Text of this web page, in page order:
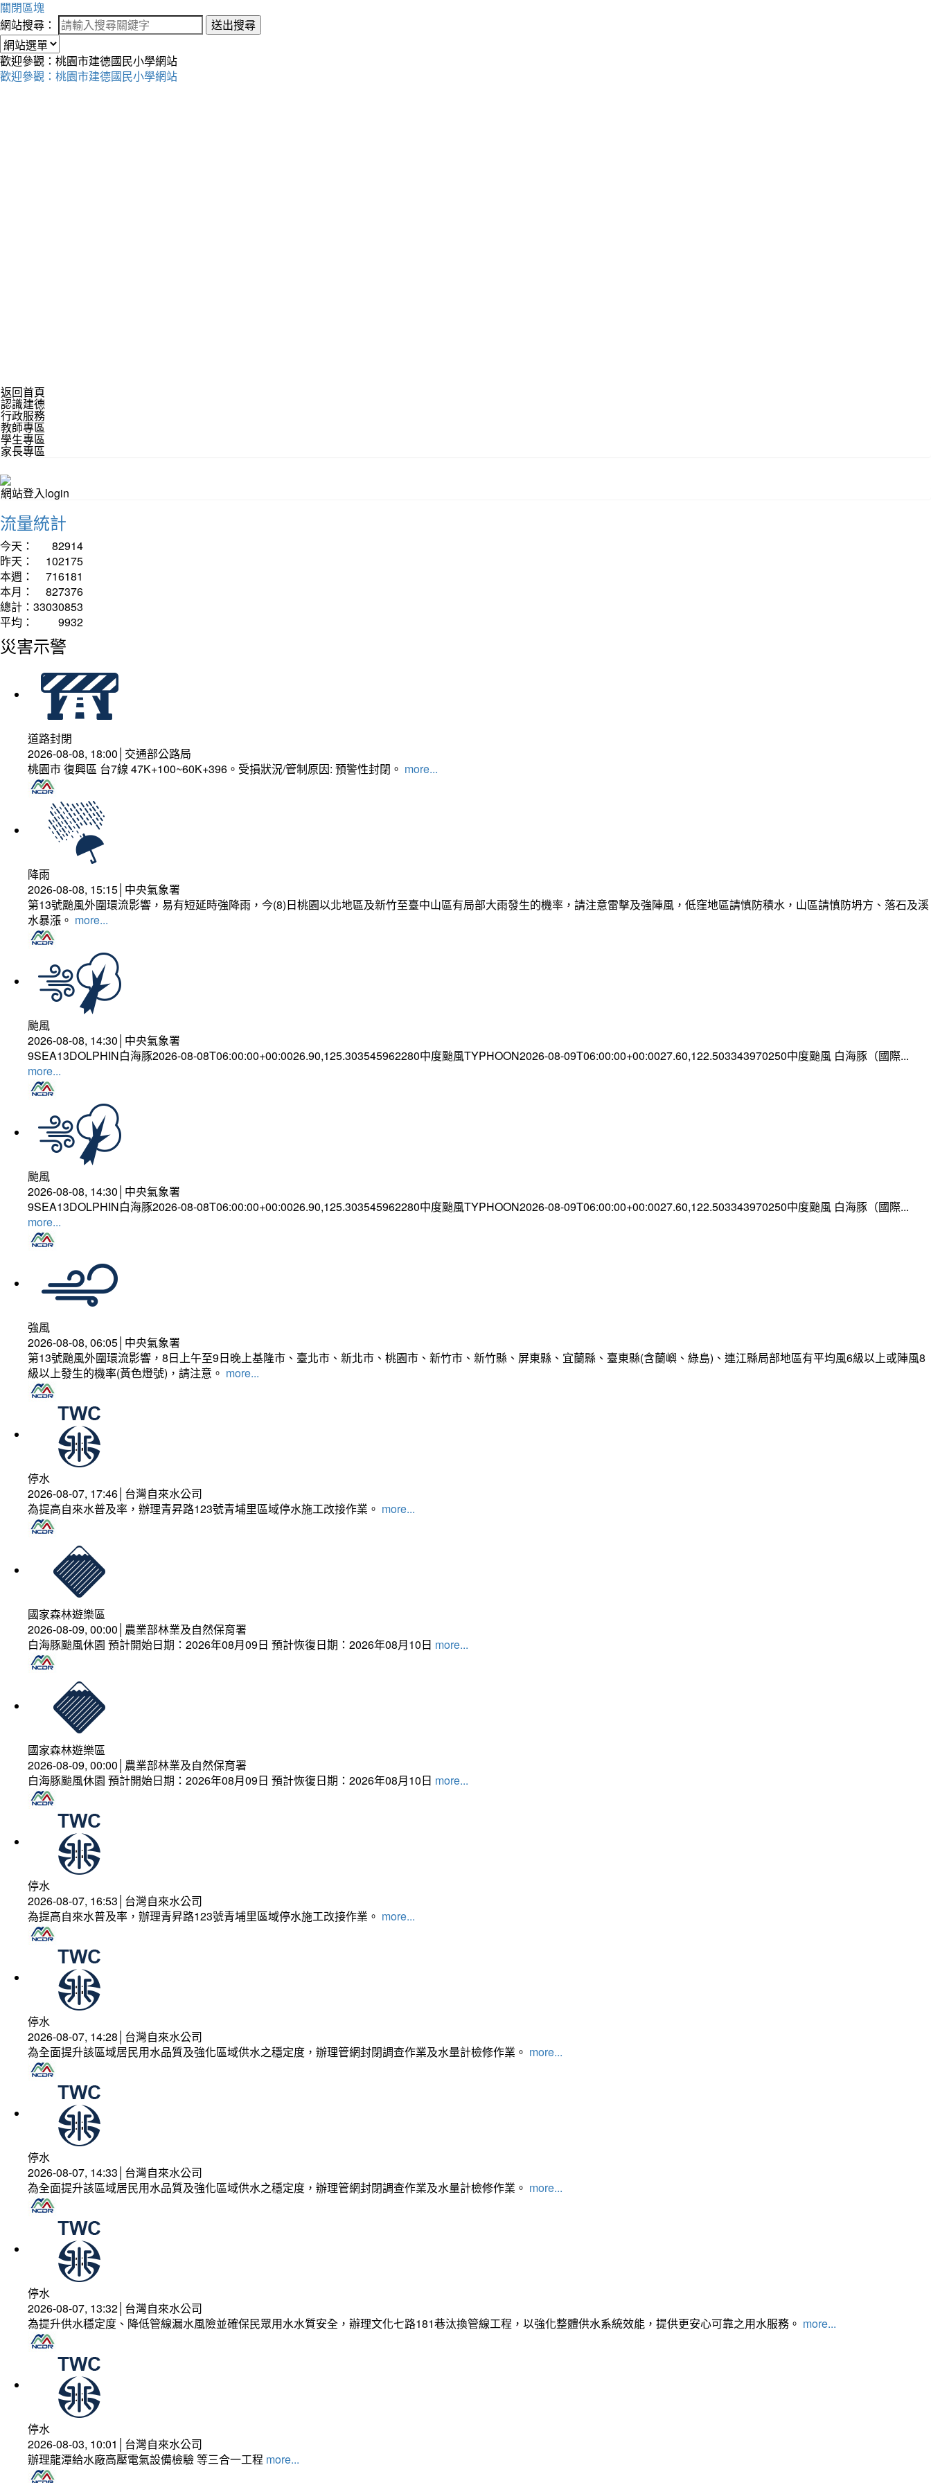
關閉區塊
網站搜尋：
送出搜尋
歡迎參觀：桃園市建德國民小學網站
歡迎參觀：桃園市建德國民小學網站
返回首頁
認識建德
行政服務
教師專區
學生專區
家長專區
網站登入login
流量統計
今天：
82914
昨天：
102175
本週：
716181
本月：
827376
總計： 33030853
平均：
9932
災害示警
道路封閉
2026-08-08, 18:00│交通部公路局
桃園市 復興區 台7線 47K+100~60K+396。受損狀況/管制原因: 預警性封閉。 more...
降雨
2026-08-08, 15:15│中央氣象署
第13號颱風外圍環流影響，易有短延時強降雨，今(8)日桃園以北地區及新竹至臺中山區有局部大雨發生的機率，請注意雷擊及強陣風，低窪地區請慎防積水，山區請慎防坍方、落石及溪
水暴漲。 more...
颱風
2026-08-08, 14:30│中央氣象署
9SEA13DOLPHIN白海豚2026-08-08T06:00:00+00:0026.90,125.303545962280中度颱風TYPHOON2026-08-09T06:00:00+00:0027.60,122.503343970250中度颱風 白海豚（國際...
more...
颱風
2026-08-08, 14:30│中央氣象署
9SEA13DOLPHIN白海豚2026-08-08T06:00:00+00:0026.90,125.303545962280中度颱風TYPHOON2026-08-09T06:00:00+00:0027.60,122.503343970250中度颱風 白海豚（國際...
more...
強風
2026-08-08, 06:05│中央氣象署
第13號颱風外圍環流影響，8日上午至9日晚上基隆市、臺北市、新北市、桃園市、新竹市、新竹縣、屏東縣、宜蘭縣、臺東縣(含蘭嶼、綠島)、連江縣局部地區有平均風6級以上或陣風8
級以上發生的機率(黃色燈號)，請注意。 more...
停水
2026-08-07, 17:46│台灣自來水公司
為提高自來水普及率，辦理青昇路123號青埔里區域停水施工改接作業。 more...
國家森林遊樂區
2026-08-09, 00:00│農業部林業及自然保育署
白海豚颱風休園 預計開始日期：2026年08月09日 預計恢復日期：2026年08月10日 more...
國家森林遊樂區
2026-08-09, 00:00│農業部林業及自然保育署
白海豚颱風休園 預計開始日期：2026年08月09日 預計恢復日期：2026年08月10日 more...
停水
2026-08-07, 16:53│台灣自來水公司
為提高自來水普及率，辦理青昇路123號青埔里區域停水施工改接作業。 more...
停水
2026-08-07, 14:28│台灣自來水公司
為全面提升該區域居民用水品質及強化區域供水之穩定度，辦理管網封閉調查作業及水量計檢修作業。 more...
停水
2026-08-07, 14:33│台灣自來水公司
為全面提升該區域居民用水品質及強化區域供水之穩定度，辦理管網封閉調查作業及水量計檢修作業。 more...
停水
2026-08-07, 13:32│台灣自來水公司
為提升供水穩定度、降低管線漏水風險並確保民眾用水水質安全，辦理文化七路181巷汰換管線工程，以強化整體供水系統效能，提供更安心可靠之用水服務。 more...
停水
2026-08-03, 10:01│台灣自來水公司
辦理龍潭給水廠高壓電氣設備檢驗 等三合一工程 more...